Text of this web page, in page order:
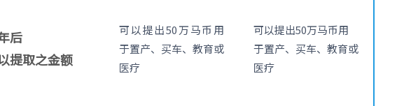
后
提取之金额
可以提出50万马币用
于置产、买车、教育或
医疗
可以提出50万马币用
于置产、买车、教育或
医疗